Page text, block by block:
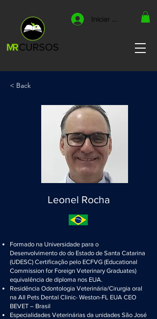
Iniciar sesión
< Back
Leonel Rocha
Formado na Universidade para o
Desenvolvimento do do Estado de Santa Catarina
(UDESC) Certificação pelo ECFVG (Educational
Commission for Foreign Veterinary Graduates)
equivalência de diploma nos EUA.
Residência Odontologia Veterinária/Cirurgia oral
na All Pets Dental Clinic- Weston-FL EUA CEO
BEVET – Brasil
Especialidades Veterinárias da unidades São José